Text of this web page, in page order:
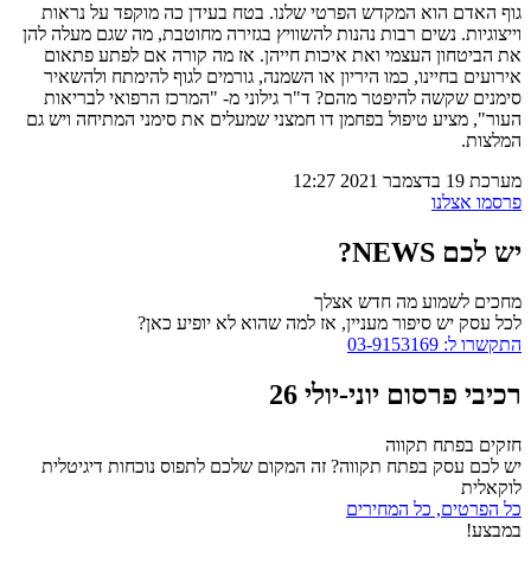
גוף האדם הוא המקדש הפרטי שלנו. בטח בעידן כה מוקפד על נראות
וייצוגיות. נשים רבות נהנות להשוויץ בגזירה מחוטבת, מה שגם מעלה להן
את הביטחון העצמי ואת איכות חייהן. אז מה קורה אם לפתע פתאום
אירועים בחיינו, כמו היריון או השמנה, גורמים לגוף להימתח ולהשאיר
סימנים שקשה להיפטר מהם? ד"ר גילוני מ- "המרכז הרפואי לבריאות
העור", מציע טיפול בפחמן דו חמצני שמעלים את סימני המתיחה ויש גם
המלצות.
מערכת 19 בדצמבר 2021
12:27
פרסמו אצלנו
יש לכם NEWS?
מחכים לשמוע מה חדש אצלך
לכל עסק יש סיפור מעניין, אז למה שהוא לא יופיע כאן?
התקשרו ל: 03-9153169
רכיבי פרסום יוני-יולי 26
חזקים בפתח תקווה
יש לכם עסק בפתח תקווה? זה המקום שלכם לתפוס נוכחות דיגיטלית
לוקאלית
כל הפרטים, כל המחירים
במבצע!